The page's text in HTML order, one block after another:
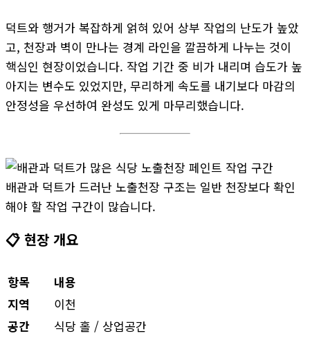
덕트와 행거가 복잡하게 얽혀 있어 상부 작업의 난도가 높았
고, 천장과 벽이 만나는 경계 라인을 깔끔하게 나누는 것이
핵심인 현장이었습니다. 작업 기간 중 비가 내리며 습도가 높
아지는 변수도 있었지만, 무리하게 속도를 내기보다 마감의
안정성을 우선하여 완성도 있게 마무리했습니다.
배관과 덕트가 드러난 노출천장 구조는 일반 천장보다 확인
해야 할 작업 구간이 많습니다.
📋 현장 개요
항목
내용
지역
이천
공간
식당 홀 / 상업공간